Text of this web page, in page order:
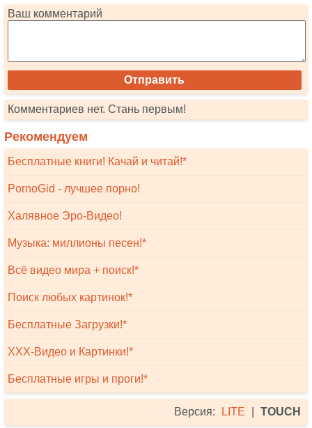
Ваш комментарий
Комментариев нет. Стань первым!
Рекомендуем
Бесплатные книги! Качай и читай!*
PornoGid - лучшее порно!
Халявное Эро-Видео!
Музыка: миллионы песен!*
Всё видео мира + поиск!*
Поиск любых картинок!*
Бесплатные Загрузки!*
XXX-Видео и Картинки!*
Бесплатные игры и проги!*
Версия: LITE TOUCH